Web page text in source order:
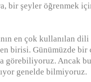
bir şeyler öğrenmek
en çok kullanılan dili
birisi. Günümüzde bir
görebiliyoruz. Ancak
genelde bilmiyoruz.